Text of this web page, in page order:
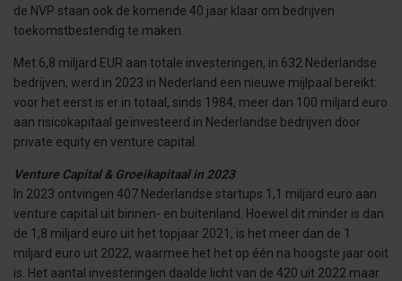
de NVP staan ook de komende 40 jaar klaar om bedrijven
toekomstbestendig te maken.
Met 6,8 miljard EUR aan totale investeringen, in 632 Nederlandse
bedrijven, werd in 2023 in Nederland een nieuwe mijlpaal bereikt:
voor het eerst is er in totaal, sinds 1984, meer dan 100 miljard euro
aan risicokapitaal geïnvesteerd in Nederlandse bedrijven door
private equity en venture capital.
Venture Capital & Groeikapitaal in 2023
In 2023 ontvingen 407 Nederlandse startups 1,1 miljard euro aan
venture capital uit binnen- en buitenland. Hoewel dit minder is dan
de 1,8 miljard euro uit het topjaar 2021, is het meer dan de 1
miljard euro uit 2022, waarmee het het op één na hoogste jaar ooit
is. Het aantal investeringen daalde licht van de 420 uit 2022 maar